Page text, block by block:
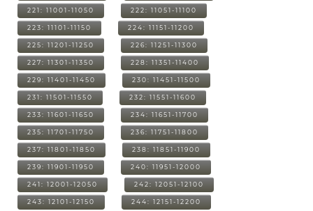
221: 11001-11050 222: 11051-11100
223: 11101-11150 224: 11151-11200
225: 11201-11250 226: 11251-11300
227: 11301-11350 228: 11351-11400
229: 11401-11450 230: 11451-11500
231: 11501-11550 232: 11551-11600
233: 11601-11650 234: 11651-11700
235: 11701-11750 236: 11751-11800
237: 11801-11850 238: 11851-11900
239: 11901-11950 240: 11951-12000
241: 12001-12050 242: 12051-12100
243: 12101-12150 244: 12151-12200